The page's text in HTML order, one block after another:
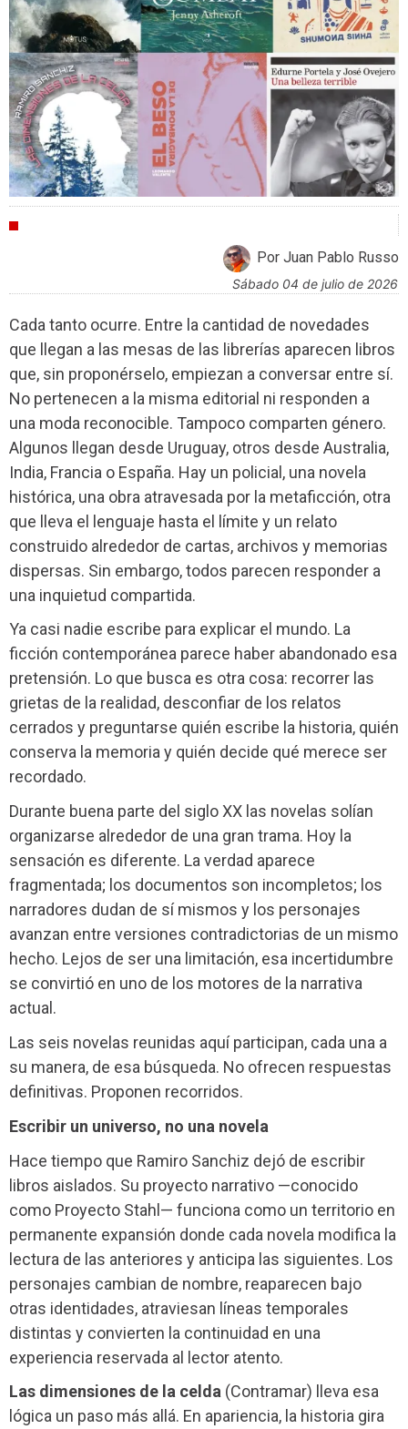
Por Juan Pablo Russo
sábado 04 de julio de 2026
Cada tanto ocurre. Entre la cantidad de novedades
que llegan a las mesas de las librerías aparecen libros
que, sin proponérselo, empiezan a conversar entre sí.
No pertenecen a la misma editorial ni responden a
una moda reconocible. Tampoco comparten género.
Algunos llegan desde Uruguay, otros desde Australia,
India, Francia o España. Hay un policial, una novela
histórica, una obra atravesada por la metaficción, otra
que lleva el lenguaje hasta el límite y un relato
construido alrededor de cartas, archivos y memorias
dispersas. Sin embargo, todos parecen responder a
una inquietud compartida.
Ya casi nadie escribe para explicar el mundo. La
ficción contemporánea parece haber abandonado esa
pretensión. Lo que busca es otra cosa: recorrer las
grietas de la realidad, desconfiar de los relatos
cerrados y preguntarse quién escribe la historia, quién
conserva la memoria y quién decide qué merece ser
recordado.
Durante buena parte del siglo XX las novelas solían
organizarse alrededor de una gran trama. Hoy la
sensación es diferente. La verdad aparece
fragmentada; los documentos son incompletos; los
narradores dudan de sí mismos y los personajes
avanzan entre versiones contradictorias de un mismo
hecho. Lejos de ser una limitación, esa incertidumbre
se convirtió en uno de los motores de la narrativa
actual.
Las seis novelas reunidas aquí participan, cada una a
su manera, de esa búsqueda. No ofrecen respuestas
definitivas. Proponen recorridos.
Escribir un universo, no una novela
Hace tiempo que Ramiro Sanchiz dejó de escribir
libros aislados. Su proyecto narrativo —conocido
como Proyecto Stahl— funciona como un territorio en
permanente expansión donde cada novela modifica la
lectura de las anteriores y anticipa las siguientes. Los
personajes cambian de nombre, reaparecen bajo
otras identidades, atraviesan líneas temporales
distintas y convierten la continuidad en una
experiencia reservada al lector atento.
Las dimensiones de la celda (Contramar) lleva esa
lógica un paso más allá. En apariencia, la historia gira